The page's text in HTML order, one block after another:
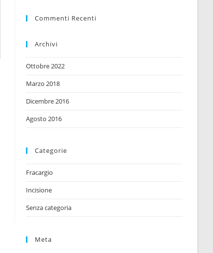
Commenti Recenti
Archivi
Ottobre 2022
Marzo 2018
Dicembre 2016
Agosto 2016
Categorie
Fracargio
Incisione
Senza categoria
Meta